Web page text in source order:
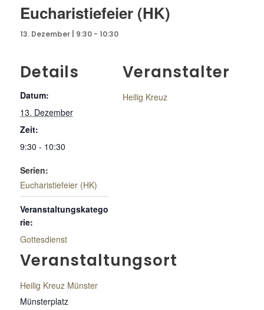
Eucharistiefeier (HK)
13. Dezember | 9:30- 10:30
Details
Datum:
13. Dezember
Zeit:
9:30 - 10:30
Serien:
Eucharistiefeier (HK)
Veranstaltungskatego
rie:
Gottesdienst
Veranstaltungsort
Heilig Kreuz Münster
Münsterplatz
Veranstalter
Heilig Kreuz